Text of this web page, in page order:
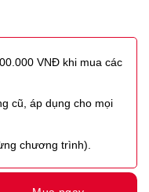
VNĐ khi mua các
cũ, áp dụng cho mọi
chương trình).